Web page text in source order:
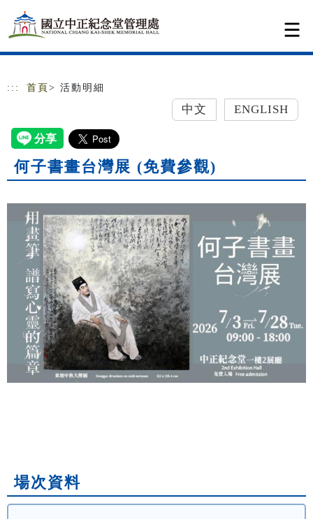
跳到主要內容
網站導覽
::: 首頁 > 活動明細
中文 ENGLISH
何子書畫台灣展 (免費參觀)
場次資料